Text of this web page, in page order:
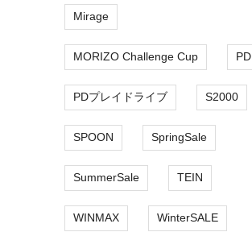
Mirage
MORIZO Challenge Cup PD
PDプレイドライブ S2000
SPOON SpringSale
SummerSale TEIN
WINMAX WinterSALE